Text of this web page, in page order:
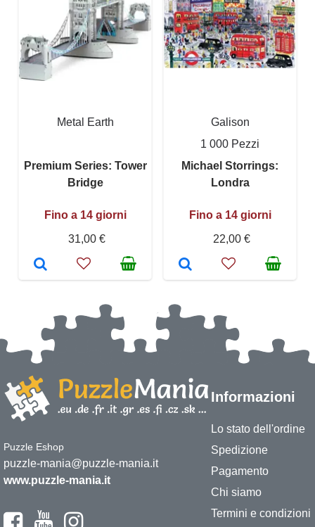
Metal Earth
Premium Series: Tower
Bridge
Fino a 14 giorni
31,00 €
Galison
1 000 Pezzi
Michael Storrings:
Londra
Fino a 14 giorni
22,00 €
Puzzle Eshop
puzzle-mania@puzzle-mania.it
www.puzzle-mania.it
Informazioni
Lo stato dell'ordine
Spedizione
Pagamento
Chi siamo
Termini e condizioni